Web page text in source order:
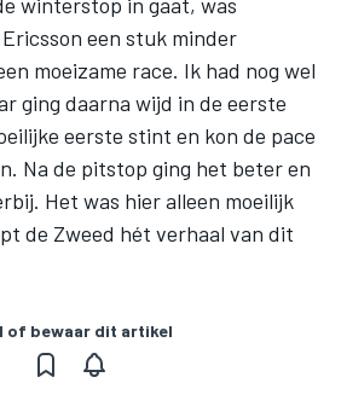
een stuk minder
moeizame race. Ik had nog wel
ging daarna wijd in de eerste
eerste stint en kon de pace
Na de pitstop ging het beter en
Het was hier alleen moeilijk
de Zweed hét verhaal van dit
of bewaar dit artikel